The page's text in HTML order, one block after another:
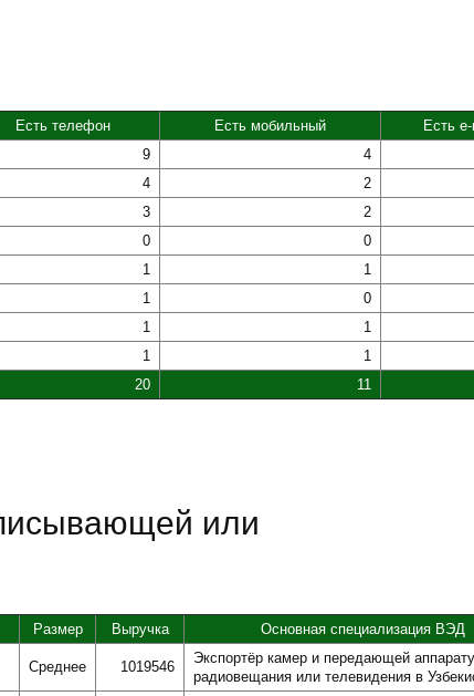
Есть телефон Есть мобильный
Есть e-
9 4
4 2
3 2
0 0
1 1
1 0
1 1
1 1
20 11
или
Размер Выручка Основная специализация ВЭД
Среднее 1019546
Экспортёр камер и передающей
радиовещания или телевидения в